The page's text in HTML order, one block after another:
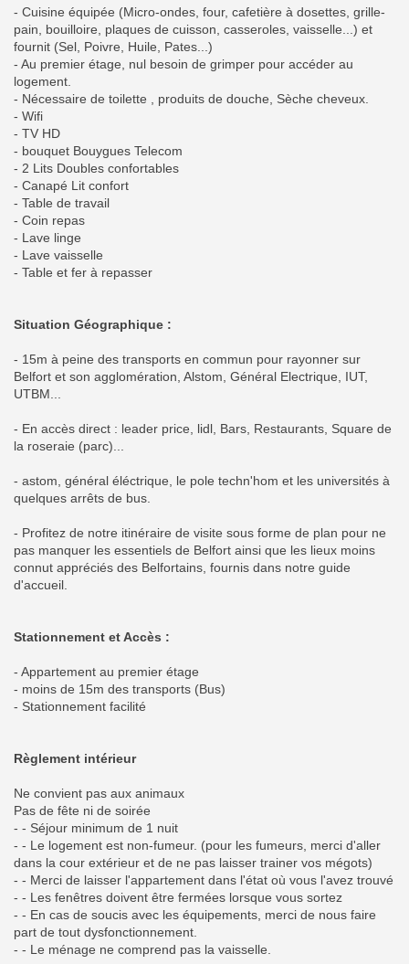
- Cuisine équipée (Micro-ondes, four, cafetière à dosettes, grille-
pain, bouilloire, plaques de cuisson, casseroles, vaisselle...) et
fournit (Sel, Poivre, Huile, Pates...)
- Au premier étage, nul besoin de grimper pour accéder au
logement.
- Nécessaire de toilette , produits de douche, Sèche cheveux.
- Wifi
- TV HD
- bouquet Bouygues Telecom
- 2 Lits Doubles confortables
- Canapé Lit confort
- Table de travail
- Coin repas
- Lave linge
- Lave vaisselle
- Table et fer à repasser
Situation Géographique :
- 15m à peine des transports en commun pour rayonner sur
Belfort et son agglomération, Alstom, Général Electrique, IUT,
UTBM...
- En accès direct : leader price, lidl, Bars, Restaurants, Square de
la roseraie (parc)...
- astom, général éléctrique, le pole techn'hom et les universités à
quelques arrêts de bus.
- Profitez de notre itinéraire de visite sous forme de plan pour ne
pas manquer les essentiels de Belfort ainsi que les lieux moins
connut appréciés des Belfortains, fournis dans notre guide
d'accueil.
Stationnement et Accès :
- Appartement au premier étage
- moins de 15m des transports (Bus)
- Stationnement facilité
Règlement intérieur
Ne convient pas aux animaux
Pas de fête ni de soirée
- - Séjour minimum de 1 nuit
- - Le logement est non-fumeur. (pour les fumeurs, merci d'aller
dans la cour extérieur et de ne pas laisser trainer vos mégots)
- - Merci de laisser l'appartement dans l'état où vous l'avez trouvé
- - Les fenêtres doivent être fermées lorsque vous sortez
- - En cas de soucis avec les équipements, merci de nous faire
part de tout dysfonctionnement.
- - Le ménage ne comprend pas la vaisselle.